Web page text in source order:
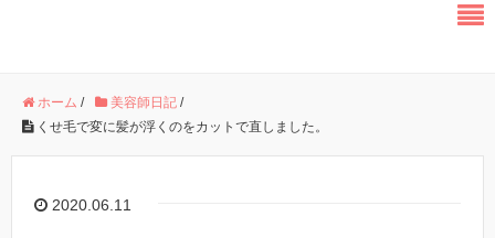
ホーム / 美容師日記 /
くせ毛で変に髪が浮くのをカットで直しました。
2020.06.11